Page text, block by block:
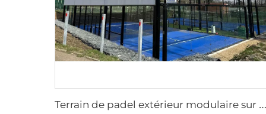
T
errain de padel extérieur modulaire sur mesure avec toiture | Installation de padel portable étanche à la pluie pour stations balnéaires de luxe et centres sportifs